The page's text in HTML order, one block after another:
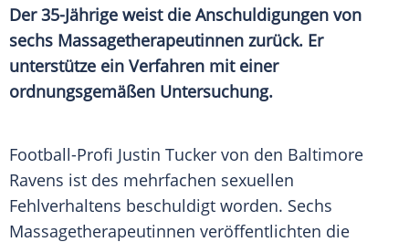
Der 35-Jährige weist die Anschuldigungen von
sechs Massagetherapeutinnen zurück. Er
unterstütze ein Verfahren mit einer
ordnungsgemäßen Untersuchung.
Football-Profi Justin Tucker von den Baltimore
Ravens ist des mehrfachen sexuellen
Fehlverhaltens beschuldigt worden. Sechs
Massagetherapeutinnen veröffentlichten die